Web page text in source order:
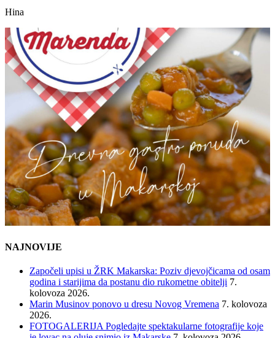
Hina
NAJNOVIJE
Započeli upisi u ŽRK Makarska: Poziv djevojčicama od osam
godina i starijima da postanu dio rukometne obitelji 7.
kolovoza 2026.
Marin Musinov ponovo u dresu Novog Vremena 7. kolovoza
2026.
FOTOGALERIJA Pogledajte spektakularne fotografije koje